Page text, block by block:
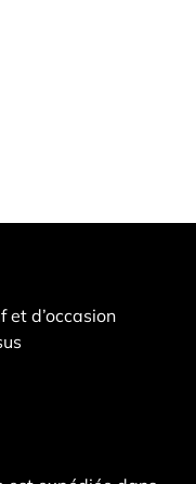
et d’occasion